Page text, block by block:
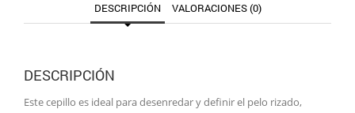
DESCRIPCIÓN VALORACIONES (0)
DESCRIPCIÓN
Este cepillo es ideal para desenredar y definir el pelo rizado,